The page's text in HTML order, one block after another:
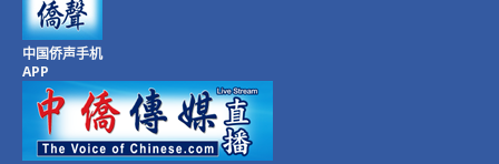
中国侨声手机
APP